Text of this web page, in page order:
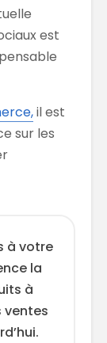
est
il est
sur les
à votre
la
à
ventes